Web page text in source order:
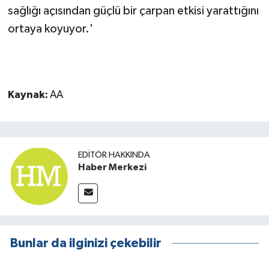
sağlığı açısından güçlü bir çarpan etkisi yarattığını
ortaya koyuyor.'
Kaynak: AA
EDITÖR HAKKINDA
Haber Merkezi
Bunlar da ilginizi çekebilir